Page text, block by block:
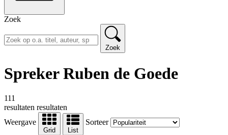
Zoek
Zoek
Spreker Ruben de Goede
111
resultaten resultaten
Weergave
Grid List
Sorteer